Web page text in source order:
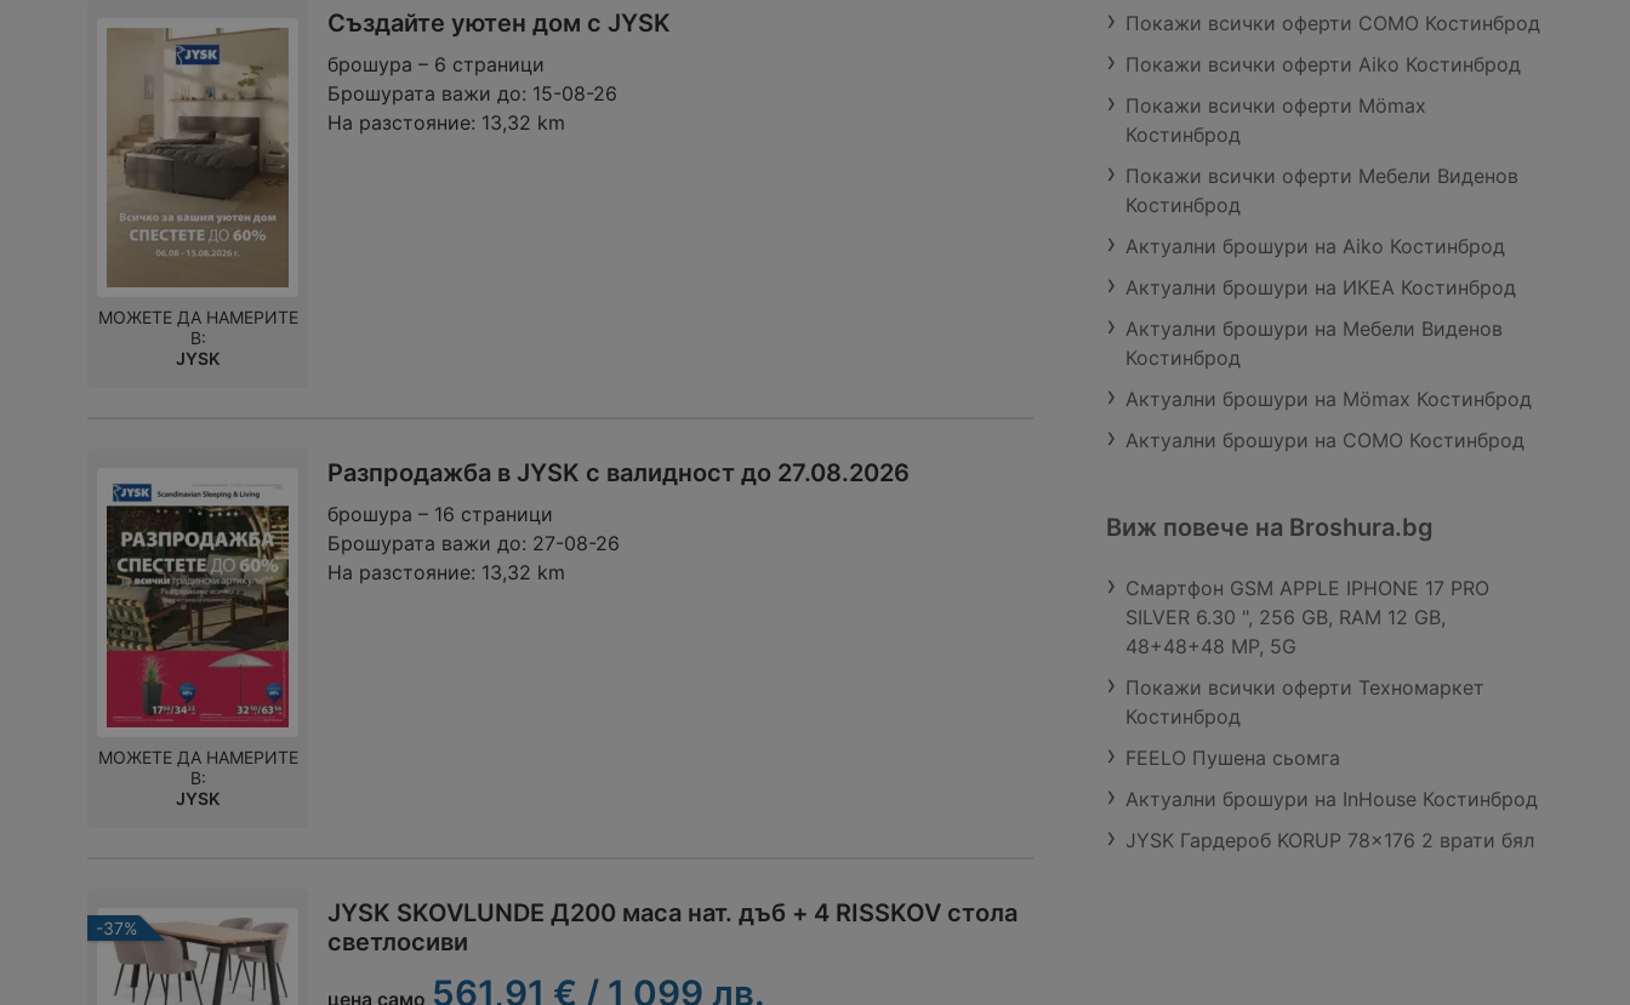
Създайте уютен дом с JYSK
брошура – 6 страници
Брошурата важи до: 15-08-26
На разстояние: 13,32 km
МОЖЕТЕ ДА НАМЕРИТЕ
В:
JYSK
Разпродажба в JYSK с валидност до 27.08.2026
брошура – 16 страници
Брошурата важи до: 27-08-26
На разстояние: 13,32 km
МОЖЕТЕ ДА НАМЕРИТЕ
В:
JYSK
-37%
JYSK SKOVLUNDE Д200 маса нат. дъб + 4 RISSKOV стола
светлосиви
цена само 561,91 € / 1 099 лв.
Покажи всички оферти COMO Костинброд
Покажи всички оферти Aiko Костинброд
Покажи всички оферти Mömax
Костинброд
Покажи всички оферти Мебели Виденов
Костинброд
Актуални брошури на Aiko Костинброд
Актуални брошури на ИКЕА Костинброд
Актуални брошури на Мебели Виденов
Костинброд
Актуални брошури на Mömax Костинброд
Актуални брошури на COMO Костинброд
Виж повече на Broshura.bg
Смартфон GSM APPLE IPHONE 17 PRO
SILVER 6.30 ", 256 GB, RAM 12 GB,
48+48+48 MP, 5G
Покажи всички оферти Техномаркет
Костинброд
FEELO Пушена сьомга
Актуални брошури на InHouse Костинброд
JYSK Гардероб KORUP 78x176 2 врати бял